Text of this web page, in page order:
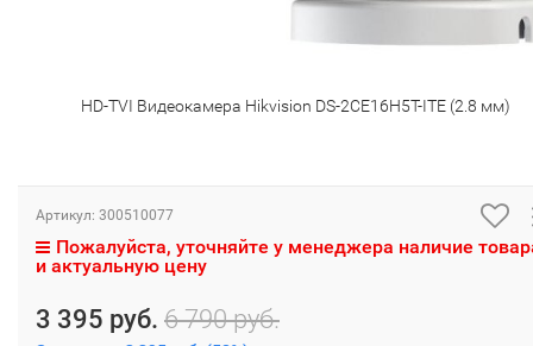
HD-TVI Видеокамера Hikvision DS-2CE16H5T-ITE (2.8 мм)
Артикул: 300510077
Пожалуйста, уточняйте у менеджера наличие
и актуальную цену
3 395 руб. 6 790 руб.